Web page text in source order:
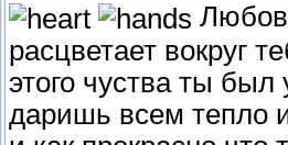
расцветает вокруг
этого чуства ты
даришь всем тепло